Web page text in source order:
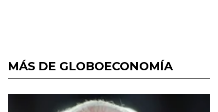
MÁS DE GLOBOECONOMÍA